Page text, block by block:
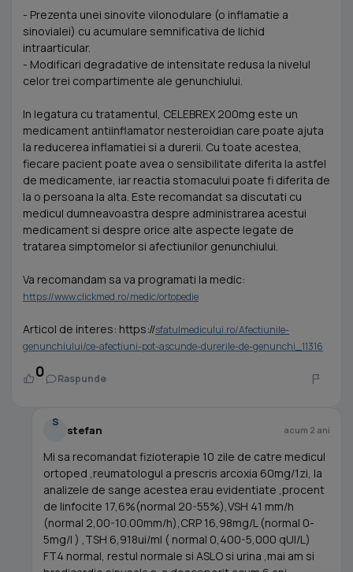
- Prezenta unei sinovite vilonodulare (o inflamatie a
sinovialei) cu acumulare semnificativa de lichid
intraarticular.
- Modificari degradative de intensitate redusa la nivelul
celor trei compartimente ale genunchiului.
In legatura cu tratamentul, CELEBREX 200mg este un
medicament antiinflamator nesteroidian care poate ajuta
la reducerea inflamatiei si a durerii. Cu toate acestea,
fiecare pacient poate avea o sensibilitate diferita la astfel
de medicamente, iar reactia stomacului poate fi diferita de
la o persoana la alta. Este recomandat sa discutati cu
medicul dumneavoastra despre administrarea acestui
medicament si despre orice alte aspecte legate de
tratarea simptomelor si afectiunilor genunchiului.
Va recomandam sa va programati la medic:
https://www.clickmed.ro/medic/ortopedie
Articol de interes: https://sfatulmedicului.ro/Afectiunile-
genunchiului/ce-afectiuni-pot-ascunde-durerile-de-genunchi_11316
0 Raspunde
S
stefan acum 2 ani
Mi sa recomandat fizioterapie 10 zile de catre medicul
ortoped ,reumatologul a prescris arcoxia 60mg/1zi, la
analizele de sange acestea erau evidentiate ,procent
de linfocite 17,6%(normal 20-55%),VSH 41 mm/h
(normal 2,00-10.00mm/h),CRP 16,98mg/L (normal 0-
5mg/l ) ,TSH 6,918ui/ml ( normal 0,400-5,000 qUI/L)
FT4 normal, restul normale si ASLO si urina ,mai am si